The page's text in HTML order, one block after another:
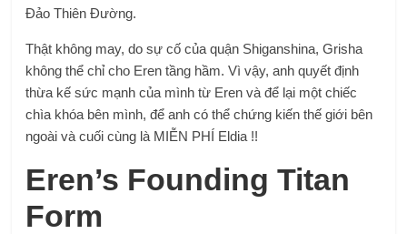
Đảo Thiên Đường.
Thật không may, do sự cố của quận Shiganshina, Grisha
không thể chỉ cho Eren tầng hầm. Vì vậy, anh quyết định
thừa kế sức mạnh của mình từ Eren và để lại một chiếc
chìa khóa bên mình, để anh có thể chứng kiến ​​thế giới bên
ngoài và cuối cùng là MIỄN PHÍ Eldia !!
Eren’s Founding Titan
Form